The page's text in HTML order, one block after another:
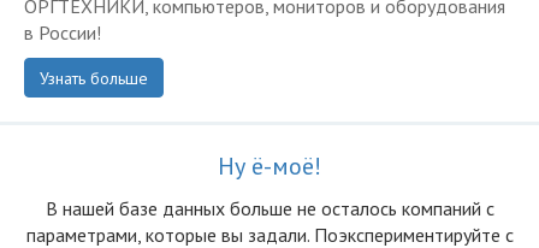
ОРГТЕХНИКИ, компьютеров, мониторов и оборудования
в России!
Узнать больше
Ну ё-моё!
В нашей базе данных больше не осталоcь компаний с
параметрами, которые вы задали. Поэкспериментируйте с